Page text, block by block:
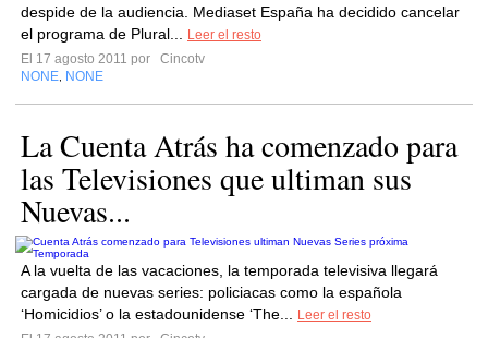
despide de la audiencia. Mediaset España ha decidido cancelar
el programa de Plural...
Leer el resto
El 17 agosto 2011 por
Cincotv
NONE NONE
La Cuenta Atrás ha comenzado para
las Televisiones que ultiman sus
Nuevas...
A la vuelta de las vacaciones, la temporada televisiva llegará
cargada de nuevas series: policiacas como la española
‘Homicidios’ o la estadounidense ‘The...
Leer el resto